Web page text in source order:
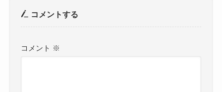
コメントする
コメント ※